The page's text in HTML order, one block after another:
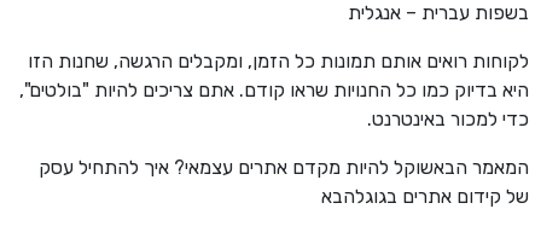
בשפות עברית – אנגלית
לקוחות רואים אותם תמונות כל הזמן, ומקבלים הרגשה, שחנות הזו
היא בדיוק כמו כל החנויות שראו קודם. אתם צריכים להיות "בולטים",
כדי למכור באינטרנט.
המאמר הבאשוקל להיות מקדם אתרים עצמאי? איך להתחיל עסק
של קידום אתרים בגוגלהבא